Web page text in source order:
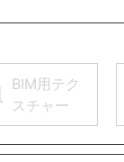
BIM用テク
スチャー